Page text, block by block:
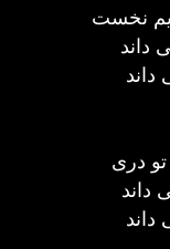
نخست
داند
داند
دری
داند
داند